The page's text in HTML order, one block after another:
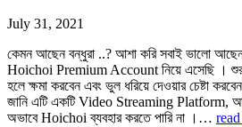
July 31, 2021
কেমন আছেন বন্ধুরা ..? আশা করি সবাই ভালো
Hoichoi Premium Account নিয়ে এসেছি ।
হলে ক্ষমা করবেন এবং ভুল ধরিয়ে দেওয়ার চেষ্টা
জানি এটি একটি Video Streaming Platform,
অভাবে Hoichoi ব্যবহার করতে পারি না ।…